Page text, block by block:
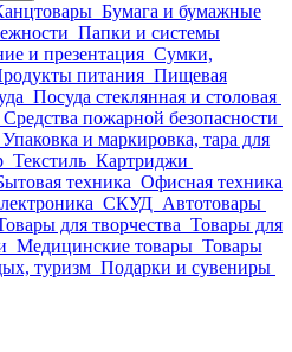
Бумага и бумажные
Папки и системы
и презентация Сумки,
питания Пищевая
Посуда стеклянная и столовая
Средства пожарной безопасности
Упаковка и маркировка, тара для
Текстиль Картриджи
техника Офисная техника
СКУД Автотовары
для творчества Товары для
Медицинские товары Товары
туризм Подарки и сувениры